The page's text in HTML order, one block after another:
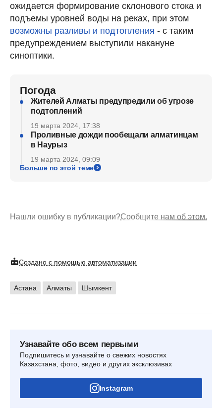
ожидается формирование склонового стока и
подъемы уровней воды на реках, при этом
возможны разливы и подтопления - с таким
предупреждением выступили накануне
синоптики.
Погода
Жителей Алматы предупредили об угрозе
подтоплений
19 марта 2024, 17:38
Проливные дожди пообещали алматинцам
в Наурыз
19 марта 2024, 09:09
Больше по этой теме
Нашли ошибку в публикации?Сообщите нам об этом.
Создано с помощью автоматизации
Астана Алматы Шымкент
Узнавайте обо всем первыми
Подпишитесь и узнавайте о свежих новостях
Казахстана, фото, видео и других эксклюзивах
Instagram